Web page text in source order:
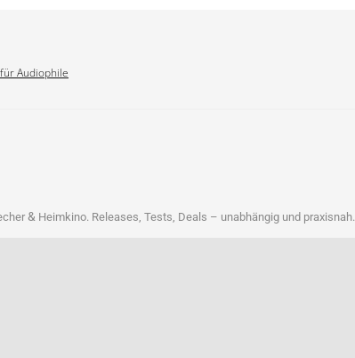
Audiophile
& Heim­ki­no. Releases, Tests, Deals – unab­hän­gig und praxisnah.